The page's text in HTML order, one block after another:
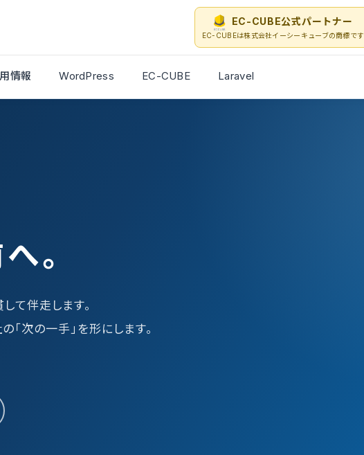
EC-CUBE公式パートナー
EC-CUBEは株式会社イーシーキューブの商標です
情報 WordPress EC-CUBE Laravel
。
て伴走します。
次の一手」を形にします。